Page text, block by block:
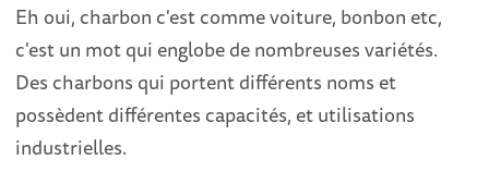
Eh oui, charbon c'est comme voiture, bonbon etc,
c'est un mot qui englobe de nombreuses variétés.
Des charbons qui portent différents noms et
possèdent différentes capacités, et utilisations
industrielles.